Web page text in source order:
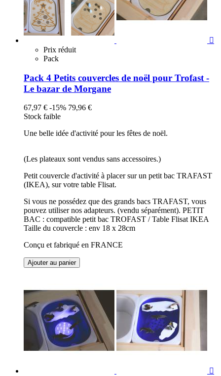

Prix réduit
Pack
Pack 4 Petits couvercles de noël pour Trofast -
Le bazar de Morgane
67,97 € -15% 79,96 €
Stock faible
Une belle idée d'activité pour les fêtes de noël.
(Les plateaux sont vendus sans accessoires.)
Petit couvercle d'activité à placer sur un petit bac TRAFAST
(IKEA), sur votre table Flisat.
Si vous ne possédez que des grands bacs TRAFAST, vous
pouvez utiliser nos adapteurs. (vendu séparément). PETIT
BAC : compatible petit bac TROFAST / Table Flisat IKEA
Taille du couvercle : env 18 x 28cm
Conçu et fabriqué en FRANCE
Ajouter au panier
